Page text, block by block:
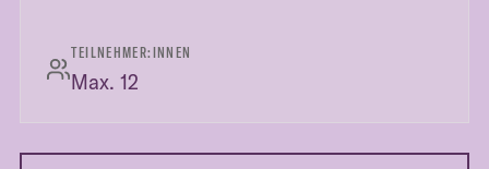
TEILNEHMER:INNEN
Max. 12